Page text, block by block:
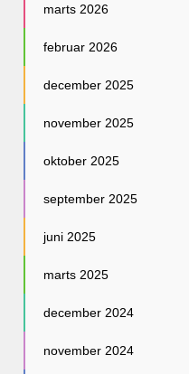
marts 2026
februar 2026
december 2025
november 2025
oktober 2025
september 2025
juni 2025
marts 2025
december 2024
november 2024